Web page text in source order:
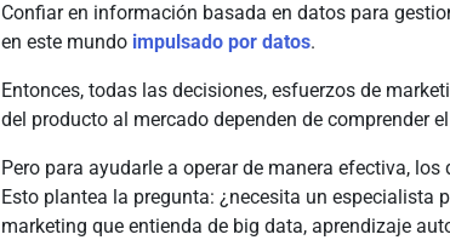
Confiar en información basada en datos para
en este mundo impulsado por datos.
Entonces, todas las decisiones, esfuerzos de
del producto al mercado dependen de comprender
Pero para ayudarle a operar de manera efectiva,
Esto plantea la pregunta: ¿necesita un especialista
marketing que entienda de big data, aprendizaje